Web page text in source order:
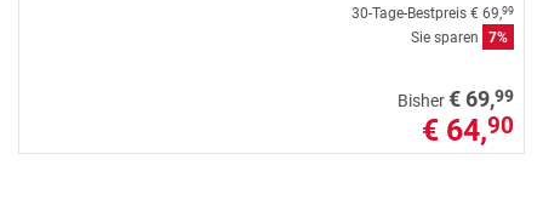
30-Tage-Bestpreis € 69,99
Sie sparen 7%
Bisher€ 69,99
€ 64,90